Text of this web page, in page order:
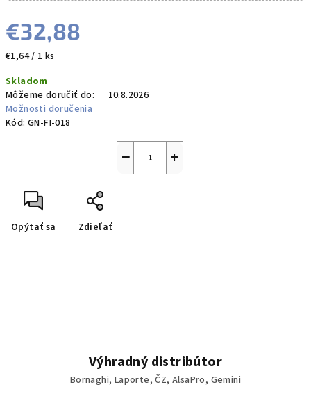
€32,88
Jednotková
€1,64 / 1 ks
Skladom
Môžeme doručiť do:
10.8.2026
Možnosti doručenia
Kód: GN-FI-018
+
−
Opýtať sa Zdieľať
Výhradný distribútor
Bornaghi, Laporte, ČZ, AlsaPro, Gemini